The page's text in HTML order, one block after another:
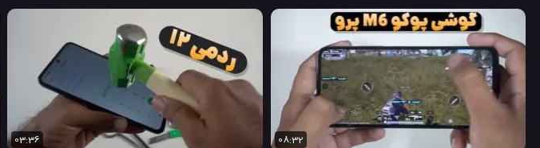
08:32
03:36